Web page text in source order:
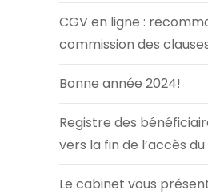
CGV en ligne :
commission des
Bonne année 2024!
Registre des
vers la fin de l’accès
Le cabinet vous